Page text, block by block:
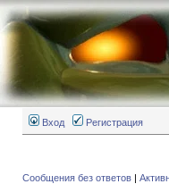
Вход Регистрация
Сообщения без ответов |